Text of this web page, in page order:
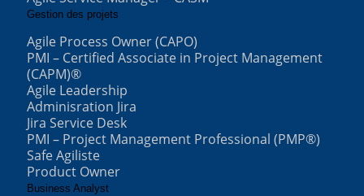
Gestion des projets
Agile Process Owner (CAPO)
PMI – Certified Associate in Project Management
(CAPM)®
Agile Leadership
Adminisration Jira
Jira Service Desk
PMI – Project Management Professional (PMP®)
Safe Agiliste
Product Owner
Business Analyst